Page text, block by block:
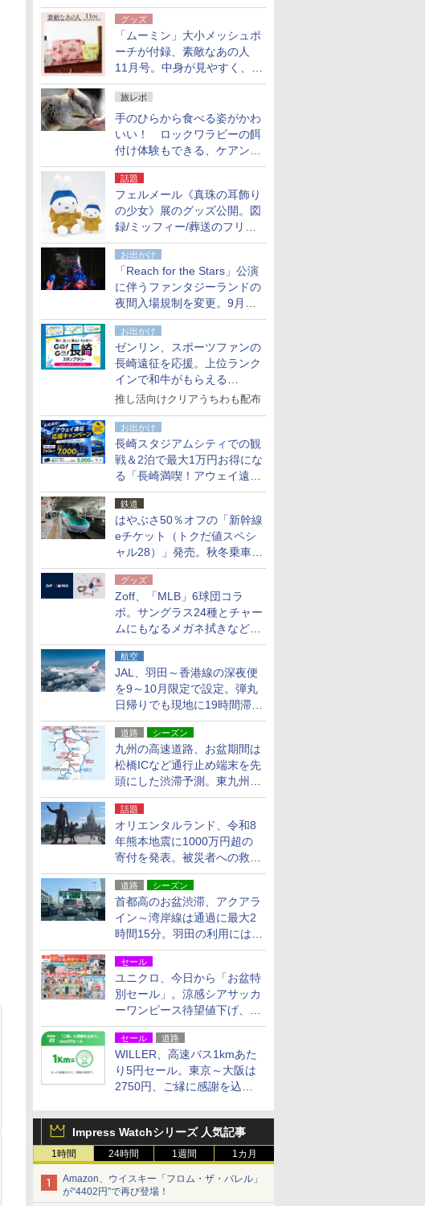
る大小2個セット
グッズ
「ムーミン」大小メッシュポ
ーチが付録、素敵なあの人
11月号。中身が見やすく、温
泉スパにも使える
旅レポ
手のひらから食べる姿がかわ
いい！ ロックワラビーの餌
付け体験もできる、ケアンズ
でアサートン高原の日本語ガ
イド付きツアーに参加してみ
た
話題
フェルメール《真珠の耳飾り
の少女》展のグッズ公開。図
録/ミッフィー/葬送のフリー
レンほか、注目ブランドコラ
ボが実現
お出かけ
「Reach for the Stars」公演
に伴うファンタジーランドの
夜間入場規制を変更。9月か
ら18時50分～20時ごろに
お出かけ
ゼンリン、スポーツファンの
長崎遠征を応援。上位ランク
インで和牛がもらえる
「GO！GO！長崎スタンプラ
推し活向けクリアうちわも配布
お出かけ
長崎スタジアムシティでの観
戦＆2泊で最大1万円お得にな
る「長崎満喫！アウェイ遠征
応援キャンペーン」
鉄道
はやぶさ50％オフの「新幹線
eチケット（トクだ値スペシ
ャル28）」発売。秋冬乗車
分、えきねっと限定
グッズ
Zoff、「MLB」6球団コラ
ボ。サングラス24種とチャー
ムにもなるメガネ拭きなど雑
貨24種
航空
JAL、羽田～香港線の深夜便
を9～10月限定で設定。弾丸
日帰りでも現地に19時間滞在
できる
道路 シーズン
九州の高速道路、お盆期間は
松橋ICなど通行止め端末を先
頭にした渋滞予測。東九州道
への迂回は料金調整を実施
話題
オリエンタルランド、令和8
年熊本地震に1000万円超の
寄付を発表。被災者への救援
活動・復旧支援
道路 シーズン
首都高のお盆渋滞、アクアラ
イン～湾岸線は通過に最大2
時間15分。羽田の利用には
「空港西出口」の利用検討を
セール
ユニクロ、今日から「お盆特
別セール」。涼感シアサッカ
ーワンピース待望値下げ、撥
水ギアショーツは1990円に
セール 道路
WILLER、高速バス1kmあた
り5円セール。東京～大阪は
2750円、ご縁に感謝を込め
Impress Watchシリーズ 人気記事
1時間 24時間 1週間 1カ月
Amazon、ウイスキー「フロム・ザ・バレル」
が“4402円”で再び登場！